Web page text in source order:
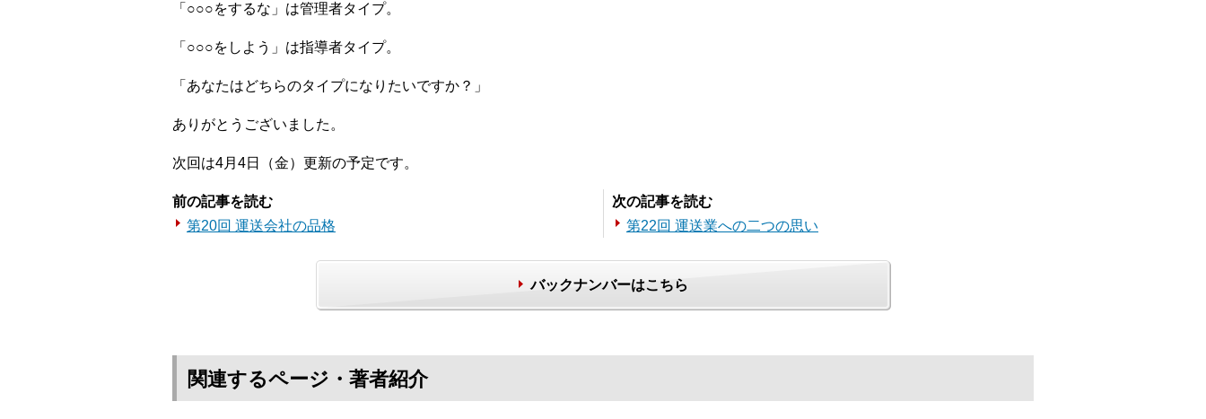
「○○○をするな」は管理者タイプ。
「○○○をしよう」は指導者タイプ。
「あなたはどちらのタイプになりたいですか？」
ありがとうございました。
次回は4月4日（金）更新の予定です。
前の記事を読む
第20回 運送会社の品格
次の記事を読む
第22回 運送業への二つの思い
バックナンバーはこちら
関連するページ・著者紹介